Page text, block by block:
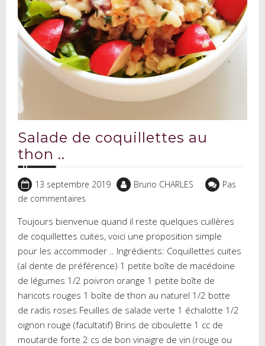
Salade de coquillettes au
thon ..
13 septembre 2019 Bruno CHARLES
Pas
de commentaires
Toujours bienvenue quand il reste quelques cuillères
de coquillettes cuites, voici une proposition simple
pour les accommoder .. Ingrédients: Coquillettes cuites
(al dente de préférence) 1 petite boîte de macédoine
de légumes 1/2 poivron orange 1 petite boîte de
haricots rouges 1 boîte de thon au naturel 1/2 botte
de radis roses Feuilles de salade verte 1 échalotte 1/2
oignon rouge (facultatif) Brins de ciboulette 1 cc de
moutarde forte 2 cs de bon vinaigre de vin (rouge ou